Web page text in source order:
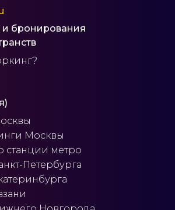
и бронирования
Москвы
станции метро
Петербурга